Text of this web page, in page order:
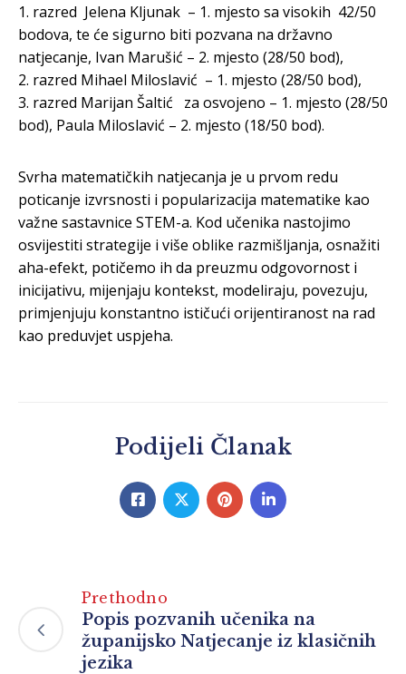
1. razred Jelena Kljunak – 1. mjesto sa visokih 42/50
bodova, te će sigurno biti pozvana na državno
natjecanje, Ivan Marušić – 2. mjesto (28/50 bod),
2. razred Mihael Miloslavić – 1. mjesto (28/50 bod),
3. razred Marijan Šaltić za osvojeno – 1. mjesto (28/50
bod), Paula Miloslavić – 2. mjesto (18/50 bod).
Svrha matematičkih natjecanja je u prvom redu
poticanje izvrsnosti i popularizacija matematike kao
važne sastavnice STEM-a. Kod učenika nastojimo
osvijestiti strategije i više oblike razmišljanja, osnažiti
aha-efekt, potičemo ih da preuzmu odgovornost i
inicijativu, mijenjaju kontekst, modeliraju, povezuju,
primjenjuju konstantno ističući orijentiranost na rad
kao preduvjet uspjeha.
Podijeli Članak
Prethodno
Popis pozvanih učenika na
županijsko Natjecanje iz klasičnih
jezika